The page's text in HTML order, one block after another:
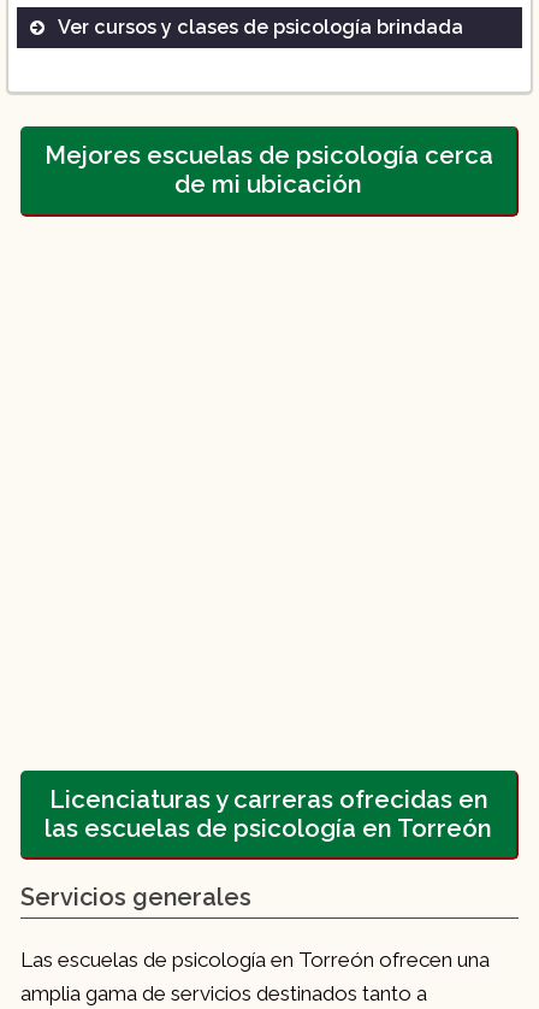
Ver cursos y clases de psicología brindada
Mejores escuelas de psicología cerca
de mi ubicación
Licenciaturas y carreras ofrecidas en
las escuelas de psicología en Torreón
Servicios generales
Las escuelas de psicología en Torreón ofrecen una
amplia gama de servicios destinados tanto a